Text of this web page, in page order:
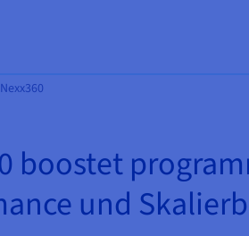
Nexx360
boostet
und